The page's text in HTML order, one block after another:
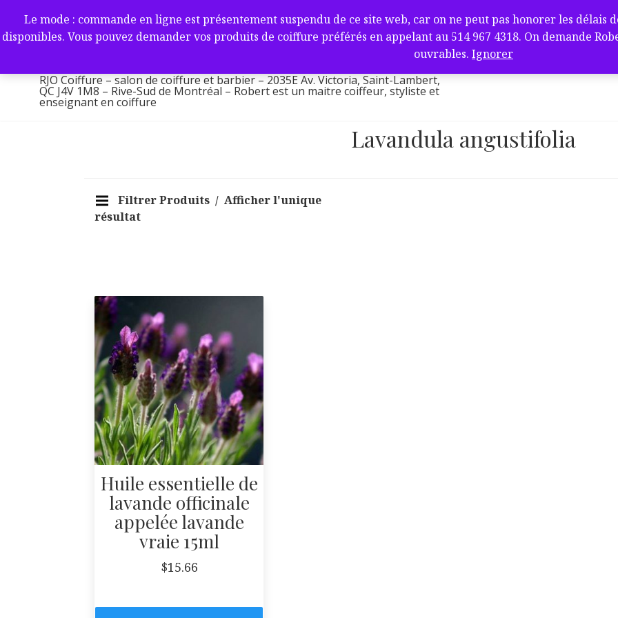
Le mode : commande en ligne est présentement suspendu de ce site web, car on ne peut pas honorer les
disponibles. Vous pouvez demander vos produits de coiffure préférés en appelant au 514 967 4318. On demande
ouvrables. Ignorer
contenu
RJO Coiffure – salon de coiffure et barbier
-2035E Av. Victoria, Saint-Lambert, QC J4V
RJO Coiffure – salon de coiffure et barbier – 2035E Av. Victoria, Saint-Lambert,
QC J4V 1M8 – Rive-Sud de Montréal – Robert est un maitre coiffeur, styliste et
enseignant en coiffure
Lavandula angustifolia
Filtrer Produits
Afficher l'unique
résultat
Huile essentielle de
lavande officinale
appelée lavande
vraie 15ml
$15.66